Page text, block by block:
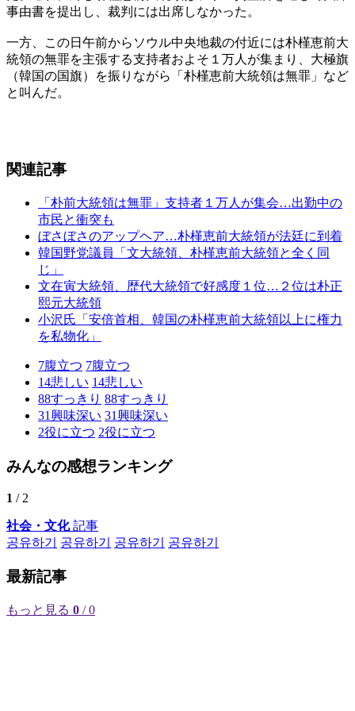
事由書を提出し、裁判には出席しなかった。
一方、この日午前からソウル中央地裁の付近には朴槿恵前大
統領の無罪を主張する支持者およそ１万人が集まり、大極旗
（韓国の国旗）を振りながら「朴槿恵前大統領は無罪」など
と叫んだ。
関連記事
「朴前大統領は無罪」支持者１万人が集会…出勤中の
市民と衝突も
ぼさぼさのアップヘア…朴槿恵前大統領が法廷に到着
韓国野党議員「文大統領、朴槿恵前大統領と全く同
じ」
文在寅大統領、歴代大統領で好感度１位…２位は朴正
熙元大統領
小沢氏「安倍首相、韓国の朴槿恵前大統領以上に権力
を私物化」
7腹立つ 7腹立つ
14悲しい 14悲しい
88すっきり 88すっきり
31興味深い 31興味深い
2役に立つ 2役に立つ
みんなの感想ランキング
1 / 2
社会・文化記事
공유하기
공유하기 공유하기 공유하기
最新記事
もっと見る 0 / 0